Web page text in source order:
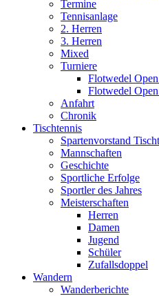
Termine
Tennisanlage
2. Herren
3. Herren
Mixed
Turniere
Flotwedel
Flotwedel
Anfahrt
Chronik
Tischtennis
Spartenvorstand
Mannschaften
Geschichte
Sportliche Erfolge
Sportler des Jahres
Meisterschaften
Herren
Damen
Jugend
Schüler
Zufallsdoppel
Wandern
Wanderberichte